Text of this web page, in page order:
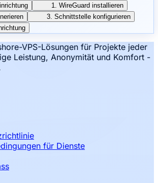
1. WireGuard installieren
3. Schnittstelle konfigurieren
VPS-Lösungen für Projekte jeder
Leistung, Anonymität und Komfort -
für Dienste